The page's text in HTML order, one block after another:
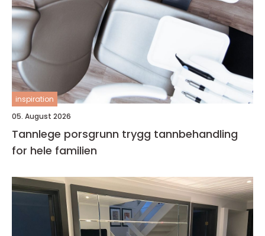
inspiration
05. August 2026
Tannlege porsgrunn trygg tannbehandling
for hele familien